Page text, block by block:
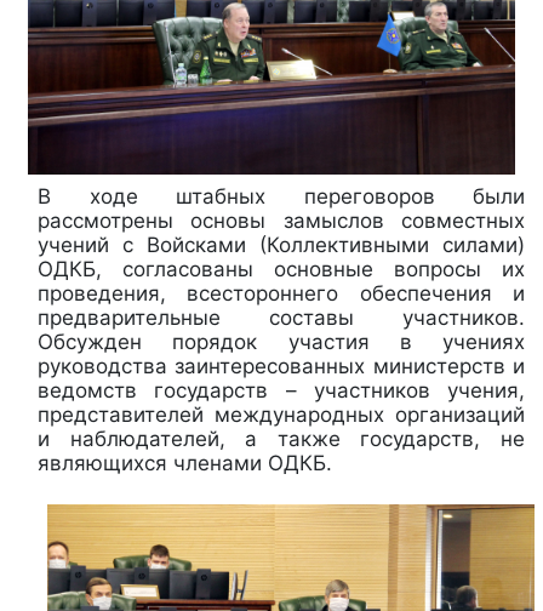
В ходе штабных переговоров были
рассмотрены основы замыслов совместных
учений с Войсками (Коллективными силами)
ОДКБ, согласованы основные вопросы их
проведения, всестороннего обеспечения и
предварительные составы участников.
Обсужден порядок участия в учениях
руководства заинтересованных министерств и
ведомств государств – участников учения,
представителей международных организаций
и наблюдателей, а также государств, не
являющихся членами ОДКБ.